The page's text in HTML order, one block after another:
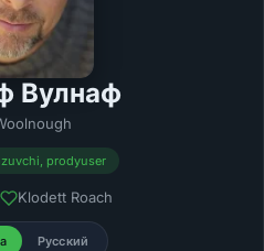
Вулнаф
prodyuser
Klodett Roach
Русский